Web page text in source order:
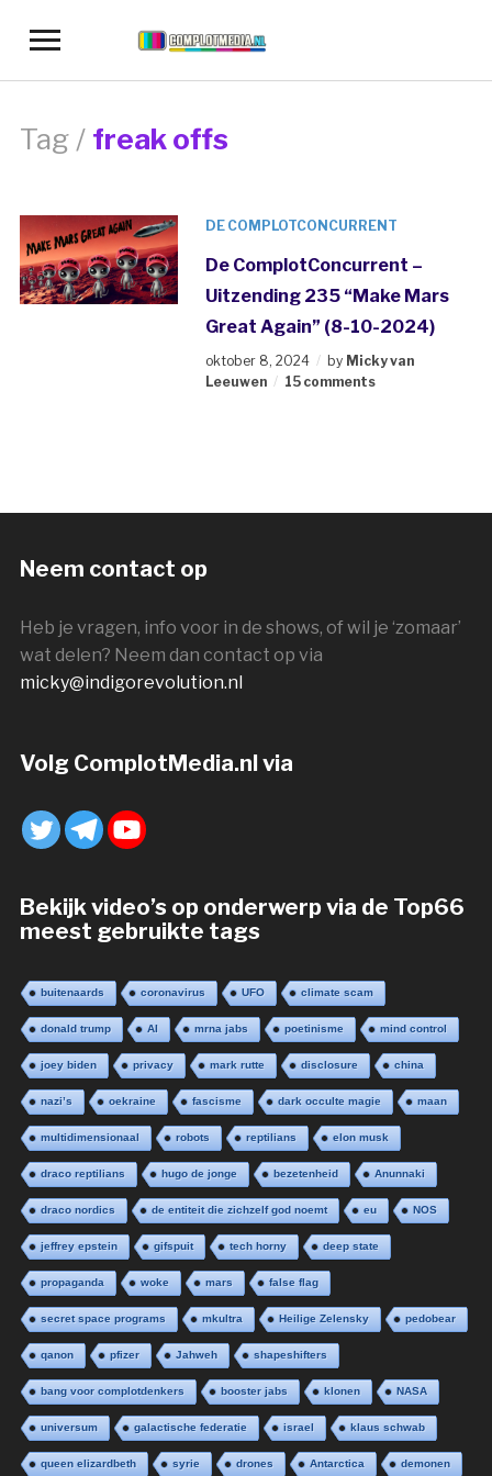
Toggle
navigation
Tag / freak offs
DE COMPLOTCONCURRENT
De ComplotConcurrent –
Uitzending 235 “Make Mars
Great Again” (8-10-2024)
oktober 8, 2024 by Micky van
Leeuwen
15 comments
Neem contact op
Heb je vragen, info voor in de shows, of wil je ‘zomaar’
wat delen? Neem dan contact op via
micky@indigorevolution.nl
Volg ComplotMedia.nl via
Bekijk video’s op onderwerp via de Top66
meest gebruikte tags
buitenaards coronavirus UFO climate scam
donald trump AI mrna jabs poetinisme mind control
joey biden privacy mark rutte disclosure china
nazi’s oekraine fascisme dark occulte magie maan
multidimensionaal robots reptilians elon musk
draco reptilians hugo de jonge bezetenheid Anunnaki
draco nordics de entiteit die zichzelf god noemt eu NOS
jeffrey epstein gifspuit tech horny deep state
propaganda woke mars false flag
secret space programs mkultra Heilige Zelensky pedobear
qanon pfizer Jahweh shapeshifters
bang voor complotdenkers booster jabs klonen NASA
universum galactische federatie israel klaus schwab
queen elizardbeth syrie drones Antarctica demonen